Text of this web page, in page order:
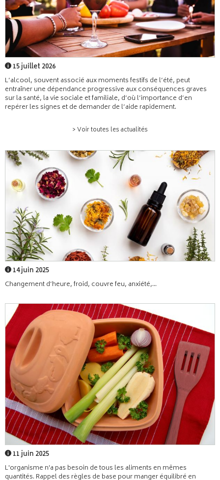
15 juillet 2026
L’alcool, souvent associé aux moments festifs de l’été, peut
entraîner une dépendance progressive aux conséquences graves
sur la santé, la vie sociale et familiale, d’où l’importance d’en
repérer les signes et de demander de l’aide rapidement.
> Voir toutes les actualités
14 juin 2025
Changement d’heure, froid, couvre feu, anxiété,...
11 juin 2025
L'organisme n'a pas besoin de tous les aliments en mêmes
quantités. Rappel des règles de base pour manger équilibré en